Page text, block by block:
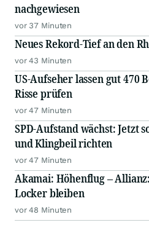
nachgewiesen
vor 37 Minuten
Neues Rekord-Tief an den
vor 43 Minuten
US-Aufseher lassen gut 470
Risse prüfen
vor 47 Minuten
SPD-Aufstand wächst: Jetzt
und Klingbeil richten
vor 47 Minuten
Akamai: Höhenflug –
Locker bleiben
vor 48 Minuten